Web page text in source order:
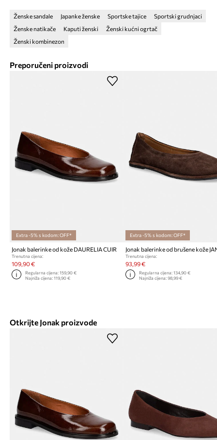
Ženske sandale Japanke ženske Sportske tajice
Sportski grudnjaci
Ženske natikače
Kaputi ženski
Ženski kućni ogrtač
Ženski kombinezon
Preporučeni proizvodi
Extra -5% s kodom: OFF*
Jonak balerinke od kože DAURELIA CUIR
Trenutna cijena:
109,90 €
Regularna cijena:159,90 €
Najniža cijena:119,90 €
Extra -5% s kodom: OFF*
Trenutna cijena:
93,99 €
Regularna cijena: 134,90 €
Najniža cijena: 98,99 €
Otkrijte Jonak proizvode